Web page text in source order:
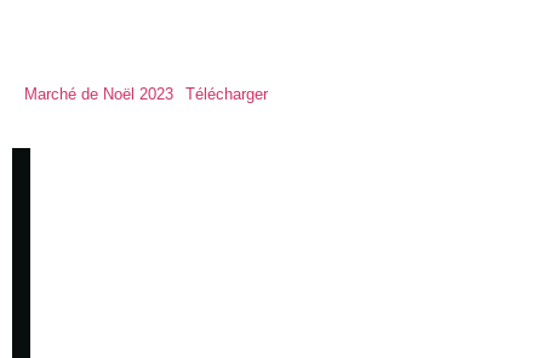
Marché de Noël 2023 Télécharger